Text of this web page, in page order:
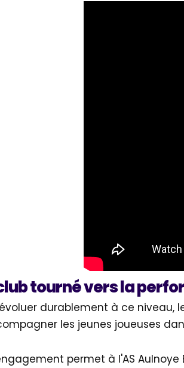
tourné vers la
durablement à ce niveau,
les jeunes joueuses
permet à l'AS